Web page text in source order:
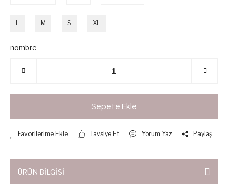
L M S XL
nombre
Sepete Ekle
Tavsiye Et Yorum Yaz Paylaş
ÜRÜN BİLGİSİ